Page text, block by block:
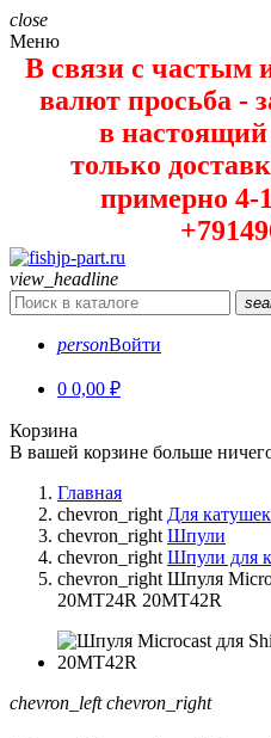
close
Меню
В связи с частым
валют просьба -
в настоящий
только
примерно
view_headline
personВойти
0 0,00 ₽
Корзина
В вашей корзине больше
Главная
chevron_right Для катушек
chevron_right Шпули
chevron_right Шпули для
chevron_right Шпуля
20MT24R 20MT42R
chevron_left chevron_right